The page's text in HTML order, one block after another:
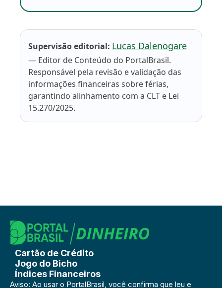
Supervisão editorial: Lucas Dalenogare
— Editor de Conteúdo do PortalBrasil.
Responsável pela revisão e validação das
informações financeiras sobre férias,
garantindo alinhamento com a CLT e Lei
15.270/2025.
Cartão de Crédito
Jogo do Bicho
Índices Financeiros
Aviso: Ao usar o PortalBrasil, você confirma que leu e